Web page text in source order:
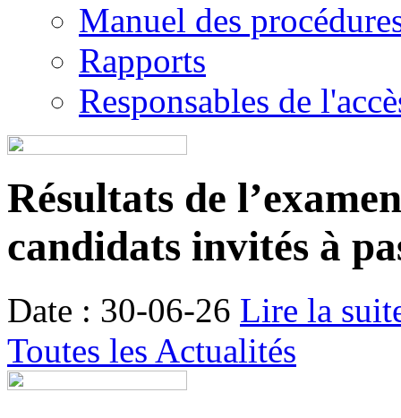
Manuel des
Rapports
Responsables de
Résultats de
candidats invités à
Date : 30-06-26 Lire la
Toutes les Actualités